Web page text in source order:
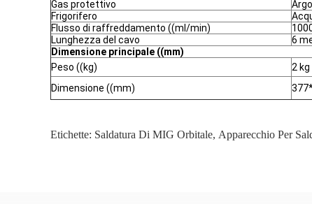
Gas protettivo
Frigorifero
Flusso di raffreddamento ((ml/min)
Lunghezza del cavo
6
Dimensione principale ((mm)
Peso ((kg)
2 kg
Dimensione ((mm)
Etichette: Saldatura Di MIG Orbitale, Apparecchio Per